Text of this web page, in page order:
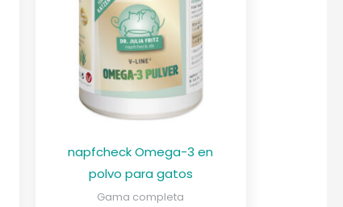
napfcheck Omega-3 en
polvo para gatos
Gama completa